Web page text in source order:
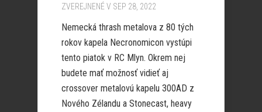
ZVEREJNENÉ V SEP 28, 2022
Nemecká thrash metalova z 80 tých
rokov kapela Necronomicon vystúpi
tento piatok v RC Mlyn. Okrem nej
budete mať možnosť vidieť aj
crossover metalovú kapelu 300AD z
Nového Zélandu a Stonecast, heavy